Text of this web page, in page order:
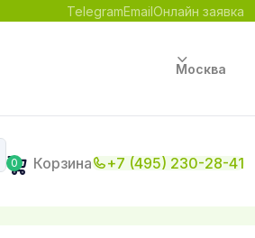
TelegramEmailОнлайн заявка
Москва
0 Корзина +7 (495) 230-28-41